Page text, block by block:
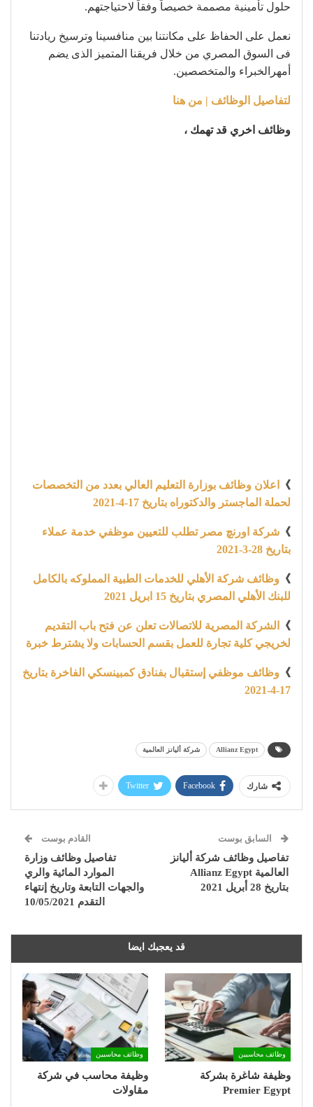
حلول تأمينية مصممة خصيصاً وفقاً لاحتياجتهم.
نعمل على الحفاظ على مكانتنا بين منافسينا وترسيخ ريادتنا
فى السوق المصري من خلال فريقنا المتميز الذى يضم
أمهرالخبراء والمتخصصين.
لتفاصيل الوظائف | من هنا
وظائف اخري قد تهمك ،
》
اعلان وظائف بوزارة التعليم العالي بعدد من التخصصات
لحملة الماجستر والدكتوراه بتاريخ 17-4-2021
》 شركة اورنچ مصر تطلب للتعيين موظفي خدمة عملاء
بتاريخ 28-3-2021
》 وظائف شركة الأهلي للخدمات الطبية المملوكه بالكامل
للبنك الأهلي المصري بتاريخ 15 ابريل 2021
》
الشركة المصرية للاتصالات تعلن عن فتح باب التقديم
لخريجي كلية تجارة للعمل بقسم الحسابات ولا يشترط خبرة
》 وظائف موظفي إستقبال بفنادق كمبينسكي الفاخرة بتاريخ
17-4-2021
Allianz Egypt شركة أليانز العالمية
شارك Facebook
Twitter
السابق بوست
تفاصيل وظائف شركة أليانز
العالمية Allianz Egypt
بتاريخ 28 أبريل 2021
القادم بوست
تفاصيل وظائف وزارة
الموارد المائية والري
والجهات التابعة وتاريخ إنتهاء
التقدم 10/05/2021
قد يعجبك ايضا
وظائف محاسبين
وظيفة شاغرة بشركة
Premier Egypt
وظائف محاسبين
وظيفة محاسب في شركة
مقاولات